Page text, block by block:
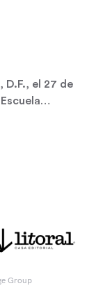
D.F., el 27 de
Group